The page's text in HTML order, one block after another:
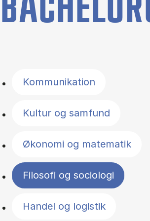
Kommunikation
Kultur og samfund
Økonomi og matematik
Filosofi og sociologi
Handel og logistik